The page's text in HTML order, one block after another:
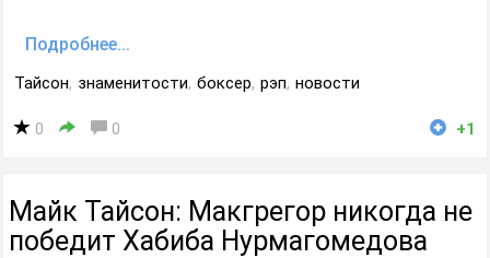
Подробнее...
Тайсон, знаменитости, боксер, рэп, новости
0 0 +1
Майк Тайсон: Макгрегор никогда не
победит Хабиба Нурмагомедова